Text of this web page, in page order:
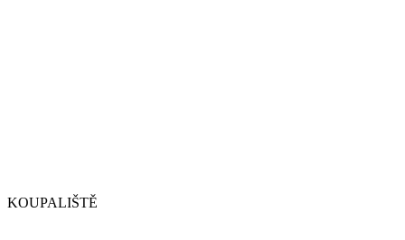
KOUPALIŠTĚ